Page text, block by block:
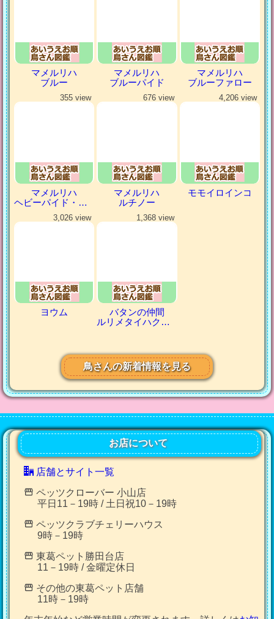
マメルリハ
ブルー
マメルリハ
ブルーパイド
マメルリハ
ブルーファロー
355 view
マメルリハ
ヘビーパイド・パステルコバルト
676 view
マメルリハ
ルチノー
4,206 view
モモイロインコ
3,026 view
ヨウム
1,368 view
バタンの仲間
ルリメタイハクオウム
鳥さんの新着情報を見る
お店について
店舗とサイト一覧
ペッツクローバー 小山店
平日11－19時 / 土日祝10－19時
ペッツクラブチェリーハウス
9時－19時
東葛ペット勝田台店
11－19時 / 金曜定休日
その他の東葛ペット店舗
11時－19時